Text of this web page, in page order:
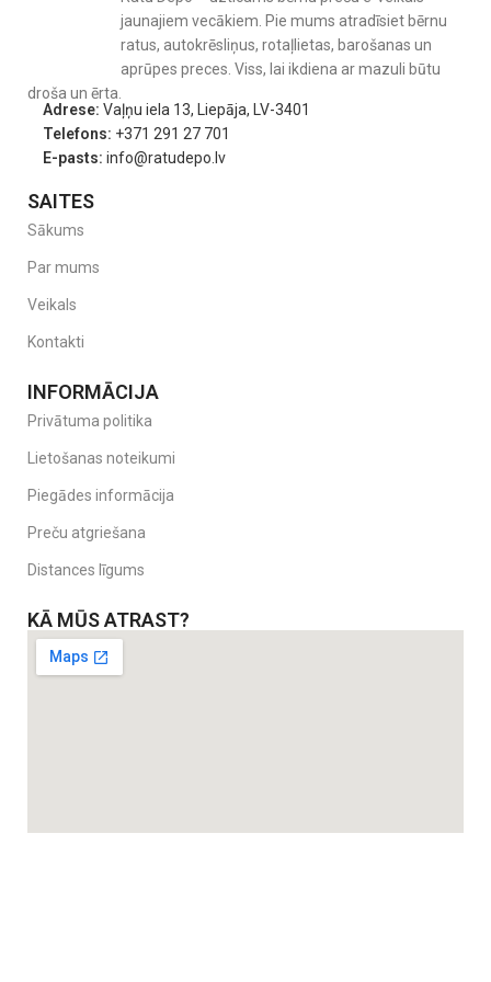
Ergonomiska guļus pozīcija.
Balios S Luxplašais, virzienu maināmais sēdeklis ir kā punktiņš uz
i komforta un mājīguma ziņā, un tas ir pilnībā regulējams –
jaunajiem vecākiem. Pie mums atradīsiet bērnu
ratus, autokrēsliņus, rotaļlietas, barošanas un
aprūpes preces. Viss, lai ikdiena ar mazuli būtu
droša un ērta.
Adrese: Vaļņu iela 13, Liepāja, LV-3401
Telefons: +371 291 27 701
E-pasts: info@ratudepo.lv
SAITES
Sākums
Par mums
Veikals
Kontakti
INFORMĀCIJA
Privātuma politika
Lietošanas noteikumi
Piegādes informācija
Preču atgriešana
Distances līgums
KĀ MŪS ATRAST?